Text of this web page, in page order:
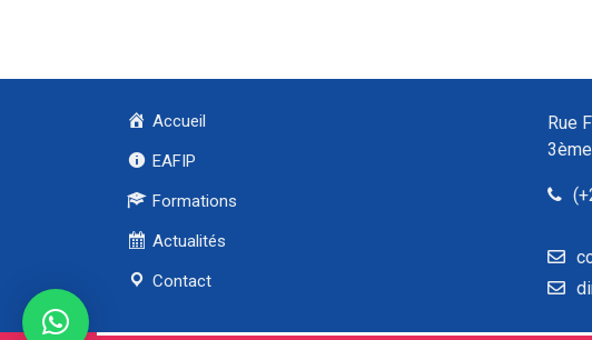
Accueil
EAFIP
Formations
Actualités
Contact
Rue